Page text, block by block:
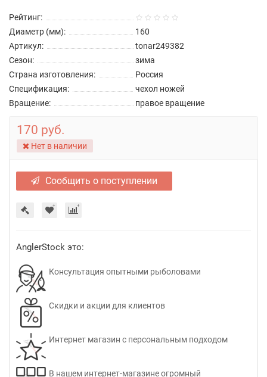
Рейтинг:
Диаметр (мм):
160
Артикул:
tonar249382
Сезон:
зима
Страна изготовления:
Россия
Спецификация:
чехол ножей
Вращение:
правое вращение
170 руб.
Нет в наличии
Сообщить о поступлении
AnglerStock это:
Консультация опытными рыболовами
Скидки и акции для клиентов
Интернет магазин с персональным подходом
В нашем интернет-магазине огромный